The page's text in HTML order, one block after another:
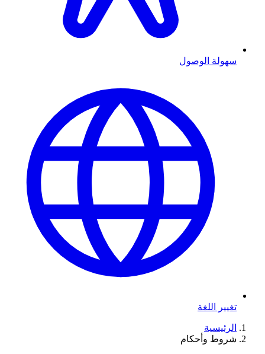
سهولة الوصول
تغيير اللغة
الرئيسية
شروط وأحكام